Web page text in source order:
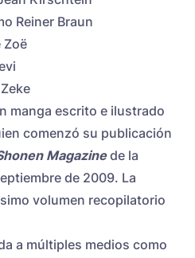
Reiner Braun
Zoë
manga escrito e ilustrado
comenzó su publicación
Magazinede la
de 2009. La
volumen recopilatorio
a múltiples medios como